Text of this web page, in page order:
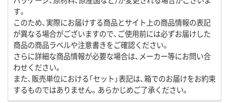
す。
このため、実際にお届けする商品とサイト上の商品情報の表記
が異なる場合がございますので、ご使用前には必ずお届けした
商品の商品ラベルや注意書きをご確認ください。
さらに詳細な商品情報が必要な場合は、メーカー等にお問い合
わせください。
また、販売単位における「セット」表記は、箱でのお届けをお約束
するものではありません。あらかじめご了承ください。